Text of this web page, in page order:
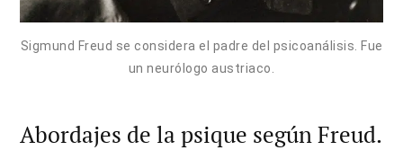
Sigmund Freud se considera el padre del psicoanálisis. Fue
un neurólogo austriaco.
Abordajes de la psique según Freud.